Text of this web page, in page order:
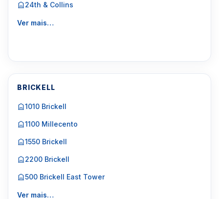
24th & Collins
Ver mais…
BRICKELL
1010 Brickell
1100 Millecento
1550 Brickell
2200 Brickell
500 Brickell East Tower
Ver mais…